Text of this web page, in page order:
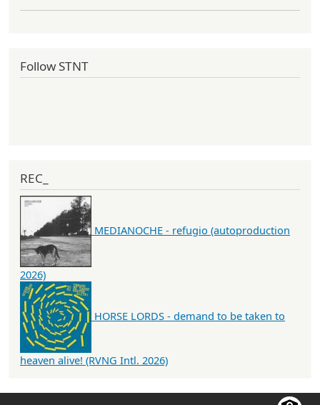
Follow STNT
REC_
MEDIANOCHE - refugio (autoproduction
2026)
HORSE LORDS - demand to be taken to
heaven alive! (RVNG Intl. 2026)